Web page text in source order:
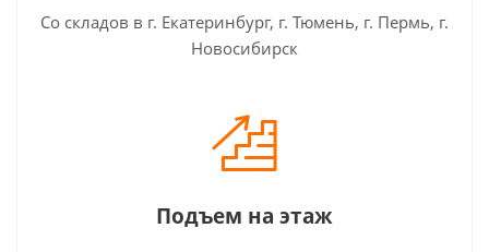
Со складов в г. Екатеринбург, г. Тюмень, г. Пермь, г.
Новосибирск
Подъем на этаж